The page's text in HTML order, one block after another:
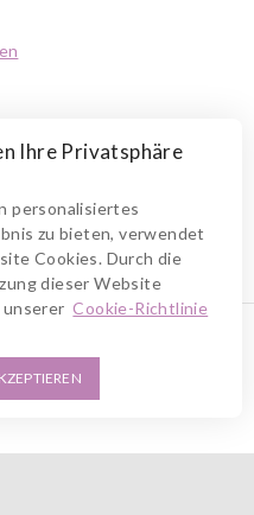
Akzenz
Ihre Privatsphäre
personalisiertes
zu bieten, verwendet
Cookies. Durch die
dieser Website
unsererCookie-Richtlinie